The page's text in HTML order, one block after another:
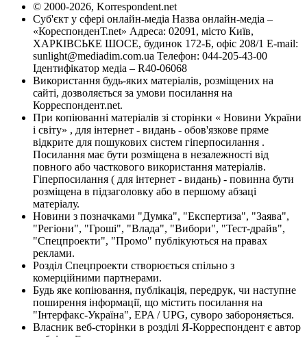
© 2000-2026, Korrespondent.net
Суб'єкт у сфері онлайн-медіа Назва онлайн-медіа –
«КореспонденТ.net» Адреса: 02091, місто Київ,
ХАРКІВСЬКЕ ШОСЕ, будинок 172-Б, офіс 208/1 E-mail:
sunlight@mediadim.com.ua Телефон: 044-205-43-00
Ідентифікатор медіа – R40-06068
Використання будь-яких матеріалів, розміщених на
сайті, дозволяється за умови посилання на
Корреспондент.net.
При копіюванні матеріалів зі сторінки « Новини України
і світу» , для інтернет - видань - обов'язкове пряме
відкрите для пошукових систем гіперпосилання .
Посилання має бути розміщена в незалежності від
повного або часткового використання матеріалів.
Гіперпосилання ( для інтернет - видань) - повинна бути
розміщена в підзаголовку або в першому абзаці
матеріалу.
Новини з позначками "Думка", "Експертиза", "Заява",
"Регіони", "Гроші", "Влада", "Вибори", "Тест-драйв",
"Спецпроекти", "Промо" публікуються на правах
реклами.
Розділ Спецпроекти створюється спільно з
комерційними партнерами.
Будь яке копіювання, публікація, передрук, чи наступне
поширення інформації, що містить посилання на
"Інтерфакс-Україна", EPA / UPG, суворо забороняється.
Власник веб-сторінки в розділі Я-Корреспондент є автор